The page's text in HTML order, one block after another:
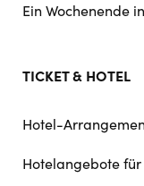
Ein Wochenende
TICKET & HOTEL
Hotel-
Hotelangebote für